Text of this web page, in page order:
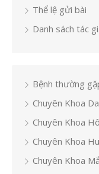
Thể lệ gửi bài
Danh sách tác
Bệnh thường
Chuyên Khoa
Chuyên Khoa
Chuyên Khoa
Chuyên Khoa